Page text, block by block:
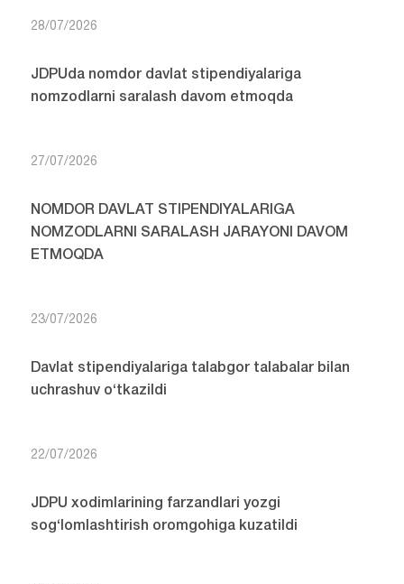
28/07/2026
JDPUda nomdor davlat stipendiyalariga
nomzodlarni saralash davom etmoqda
27/07/2026
NOMDOR DAVLAT STIPENDIYALARIGA
NOMZODLARNI SARALASH JARAYONI DAVOM
ETMOQDA
23/07/2026
Davlat stipendiyalariga talabgor talabalar bilan
uchrashuv o‘tkazildi
22/07/2026
JDPU xodimlarining farzandlari yozgi
sog‘lomlashtirish oromgohiga kuzatildi